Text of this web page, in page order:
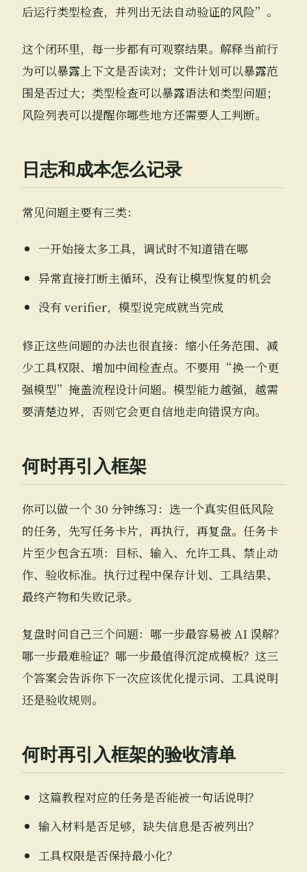
后运行类型检查，并列出无法自动验证的风险”。
这个闭环里，每一步都有可观察结果。解释当前行
为可以暴露上下文是否读对；文件计划可以暴露范
围是否过大；类型检查可以暴露语法和类型问题；
风险列表可以提醒你哪些地方还需要人工判断。
日志和成本怎么记录
常见问题主要有三类：
一开始接太多工具，调试时不知道错在哪
异常直接打断主循环，没有让模型恢复的机会
没有 verifier，模型说完成就当完成
修正这些问题的办法也很直接：缩小任务范围、减
少工具权限、增加中间检查点。不要用“换一个更
强模型”掩盖流程设计问题。模型能力越强，越需
要清楚边界，否则它会更自信地走向错误方向。
何时再引入框架
你可以做一个 30 分钟练习：选一个真实但低风险
的任务，先写任务卡片，再执行，再复盘。任务卡
片至少包含五项：目标、输入、允许工具、禁止动
作、验收标准。执行过程中保存计划、工具结果、
最终产物和失败记录。
复盘时问自己三个问题：哪一步最容易被 AI 误解？
哪一步最难验证？哪一步最值得沉淀成模板？这三
个答案会告诉你下一次应该优化提示词、工具说明
还是验收规则。
何时再引入框架的验收清单
这篇教程对应的任务是否能被一句话说明？
输入材料是否足够，缺失信息是否被列出？
工具权限是否保持最小化？